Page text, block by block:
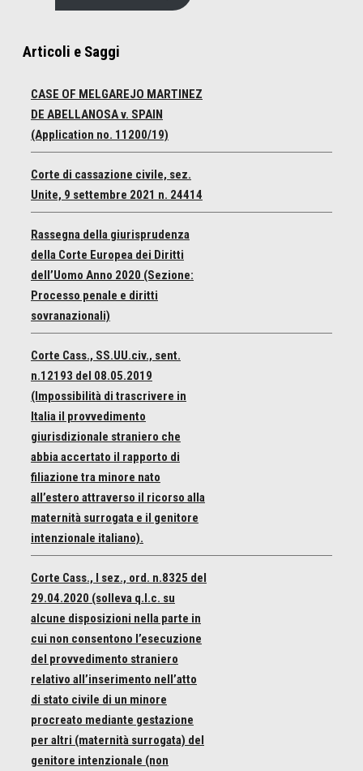
Articoli e Saggi
CASE OF MELGAREJO MARTINEZ
DE ABELLANOSA v. SPAIN
(Application no. 11200/19)
Corte di cassazione civile, sez.
Unite, 9 settembre 2021 n. 24414
Rassegna della giurisprudenza
della Corte Europea dei Diritti
dell’Uomo Anno 2020 (Sezione:
Processo penale e diritti
sovranazionali)
Corte Cass., SS.UU.civ., sent.
n.12193 del 08.05.2019
(Impossibilità di trascrivere in
Italia il provvedimento
giurisdizionale straniero che
abbia accertato il rapporto di
filiazione tra minore nato
all’estero attraverso il ricorso alla
maternità surrogata e il genitore
intenzionale italiano).
Corte Cass., I sez., ord. n.8325 del
29.04.2020 (solleva q.l.c. su
alcune disposizioni nella parte in
cui non consentono l’esecuzione
del provvedimento straniero
relativo all’inserimento nell’atto
di stato civile di un minore
procreato mediante gestazione
per altri (maternità surrogata) del
genitore intenzionale (non